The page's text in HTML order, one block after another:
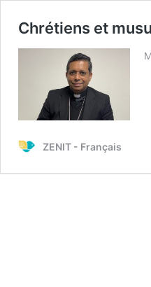
Chrétiens et
ZENIT - Français